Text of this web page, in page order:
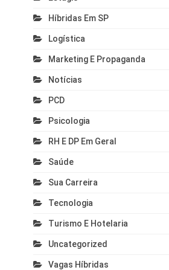
Híbridas Em SP
Logística
Marketing E Propaganda
Notícias
PCD
Psicologia
RH E DP Em Geral
Saúde
Sua Carreira
Tecnologia
Turismo E Hotelaria
Uncategorized
Vagas Híbridas